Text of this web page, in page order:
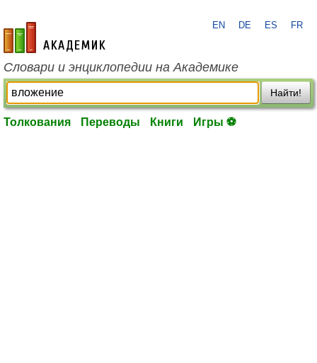
academic.ru
EN DE ES FR
Словари и энциклопедии на Академике
Найти!
Толкования Переводы Книги Игры ⚽